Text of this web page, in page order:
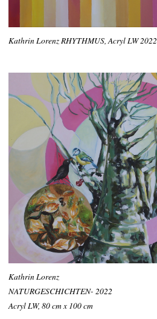
Kathrin Lorenz RHYTHMUS, Acryl LW 2022
Kathrin Lorenz
NATURGESCHICHTEN- 2022
Acryl LW, 80 cm x 100 cm